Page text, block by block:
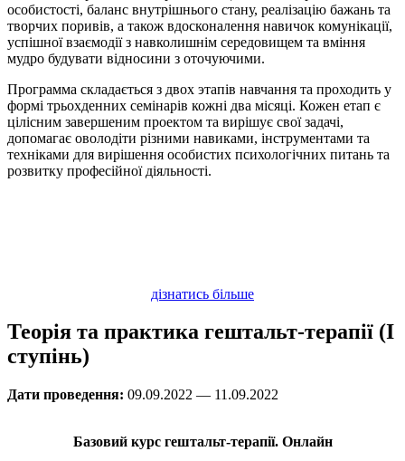
особистості, баланс внутрішнього стану, реалізацію бажань та
творчих поривів, а також вдосконалення навичок комунікації,
успішної взаємодії з навколишнім середовищем та вміння
мудро будувати відносини з оточуючими.
Программа складається з двох этапів навчання та проходить у
формі трьохденних семінарів кожні два місяці. Кожен етап є
цілісним завершеним проектом та вирішує свої задачі,
допомагає оволодіти різними навиками, інструментами та
техніками для вирішення особистих психологічних питань та
розвитку професійної діяльності.
дізнатись більше
Теорія та практика гештальт-терапії (I
ступінь)
Дати проведення: 09.09.2022 — 11.09.2022
Базовий курс гештальт-терапії. Онлайн